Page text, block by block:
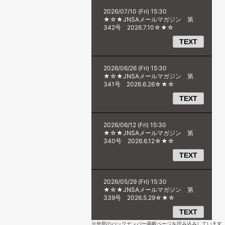
※外部のバックナンバー掲載ページを読み込みしています